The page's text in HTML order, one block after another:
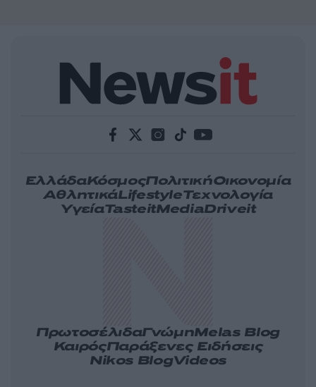
ΕλλάδαΚόσμοςΠολιτικήΟικονομία
ΑθλητικάLifestyleΤεχνολογία
ΥγείαTasteitMediaDriveit
ΠρωτοσέλιδαΓνώμηMelas Blog
ΚαιρόςΠαράξενες Ειδήσεις
Nikos BlogVideos